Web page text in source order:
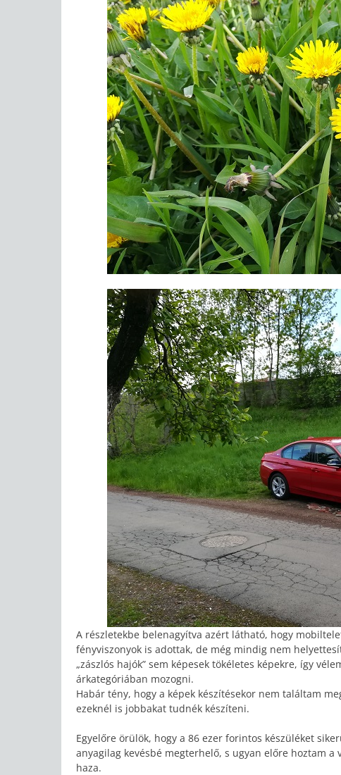
A részletekbe belenagyítva azért látható, hogy
fényviszonyok is adottak, de még mindig nem
„zászlós hajók” sem képesek tökéletes képekre, így
árkategóriában mozogni.
Habár tény, hogy a képek készítésekor nem találtam
ezeknél is jobbakat tudnék készíteni.
Egyelőre örülök, hogy a 86 ezer forintos készüléket
anyagilag kevésbé megterhelő, s ugyan előre hoztam
haza.